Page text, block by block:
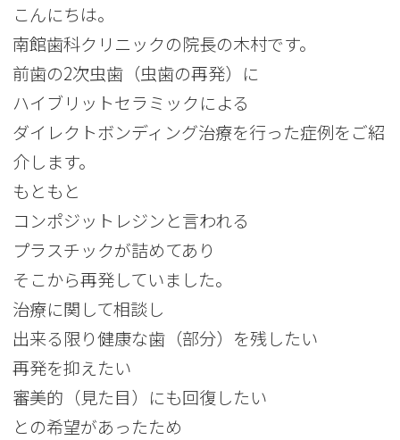
こんにちは。
南館歯科クリニックの院長の木村です。
前歯の2次虫歯（虫歯の再発）に
ハイブリットセラミックによる
ダイレクトボンディング治療を行った症例をご紹
介します。
もともと
コンポジットレジンと言われる
プラスチックが詰めてあり
そこから再発していました。
治療に関して相談し
出来る限り健康な歯（部分）を残したい
再発を抑えたい
審美的（見た目）にも回復したい
との希望があったため